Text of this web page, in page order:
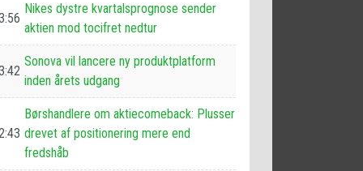
Nikes dystre kvartalsprognose sender
aktien mod tocifret nedtur
Sonova vil lancere ny produktplatform
inden årets udgang
Børshandlere om aktiecomeback: Plusser
drevet af positionering mere end
fredshåb